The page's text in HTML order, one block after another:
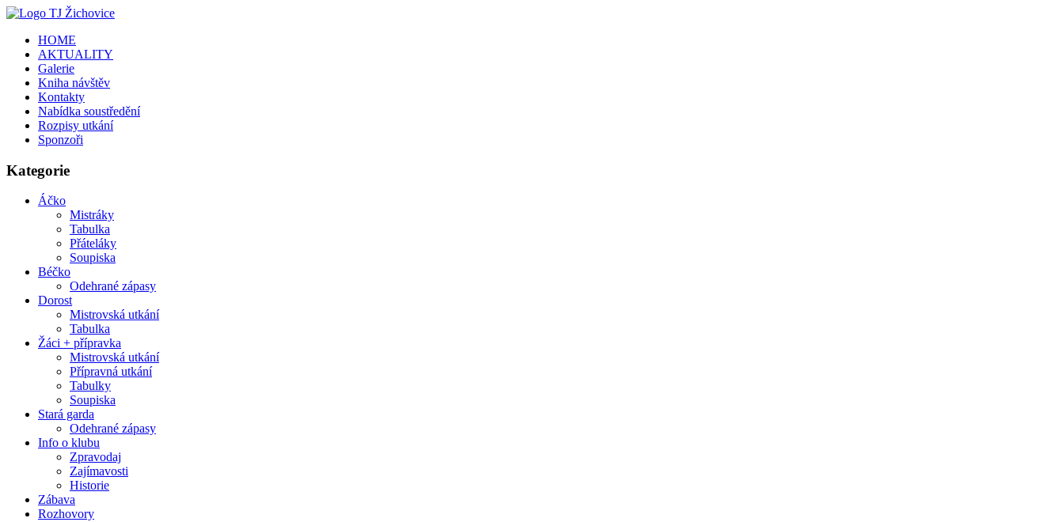
HOME
AKTUALITY
Galerie
Kniha návštěv
Kontakty
Nabídka soustředění
Rozpisy utkání
Sponzoři
Kategorie
Áčko
Mistráky
Tabulka
Přáteláky
Soupiska
Béčko
Odehrané zápasy
Dorost
Mistrovská utkání
Tabulka
Žáci + přípravka
Mistrovská utkání
Přípravná utkání
Tabulky
Soupiska
Stará garda
Odehrané zápasy
Info o klubu
Zpravodaj
Zajímavosti
Historie
Zábava
Rozhovory